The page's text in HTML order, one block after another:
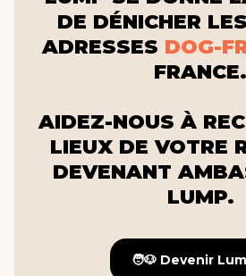
DE DÉNICHER
ADRESSES DOG-
FRANCE.
AIDEZ-NOUS À
LIEUX DE VOTRE
DEVENANT
LUMP.
🧑🐶 Devenir
🧑🐶 Devenir